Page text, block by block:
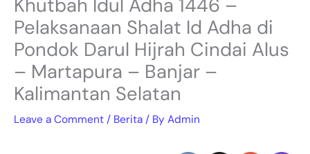
Khutbah Idul Adha 1446 –
Pelaksanaan Shalat Id Adha di
Pondok Darul Hijrah Cindai Alus
– Martapura – Banjar –
Kalimantan Selatan
Leave a Comment / Berita / By Admin